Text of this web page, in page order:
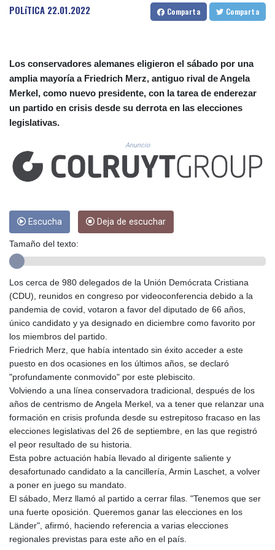
CUC 1.156136
CUP 30.637594
DKK 7.477932
DOP 67.289164
DZD 152.967099
EGP 57.293288
FJD 2.553384
FKP 0.857252
GBP 0.858527
GHS 13.526832
GIP 0.857252
GNF 10123.874202
GYD 241.157003
HKD 9.066767
HNL 30.895616
HRK 7.536622
HUF 363.096405
IDR 20580.370421
ILS 3.468234
IMP 0.857252
INR 110.076256
IQD 1509.981237
IRR
ISK 142.598215
JEP 0.857252
JOD 0.819746
JPY 182.445186
KES 149.158147
KGS 101.104505
POLíTICA 22.01.2022 Comparta Comparta
Los conservadores alemanes eligieron el sábado por una
amplia mayoría a Friedrich Merz, antiguo rival de Angela
Merkel, como nuevo presidente, con la tarea de enderezar
un partido en crisis desde su derrota en las elecciones
legislativas.
Anuncio
Escucha Deja de escuchar
Tamaño del texto:
Los cerca de 980 delegados de la Unión Demócrata Cristiana
(CDU), reunidos en congreso por videoconferencia debido a la
pandemia de covid, votaron a favor del diputado de 66 años,
único candidato y ya designado en diciembre como favorito por
los miembros del partido.
Friedrich Merz, que había intentado sin éxito acceder a este
puesto en dos ocasiones en los últimos años, se declaró
"profundamente conmovido" por este plebiscito.
Volviendo a una línea conservadora tradicional, después de los
años de centrismo de Angela Merkel, va a tener que relanzar una
formación en crisis profunda desde su estrepitoso fracaso en las
elecciones legislativas del 26 de septiembre, en las que registró
el peor resultado de su historia.
Esta pobre actuación había llevado al dirigente saliente y
desafortunado candidato a la cancillería, Armin Laschet, a volver
a poner en juego su mandato.
El sábado, Merz llamó al partido a cerrar filas. "Tenemos que ser
una fuerte oposición. Queremos ganar las elecciones en los
Länder", afirmó, haciendo referencia a varias elecciones
regionales previstas para este año en el país.